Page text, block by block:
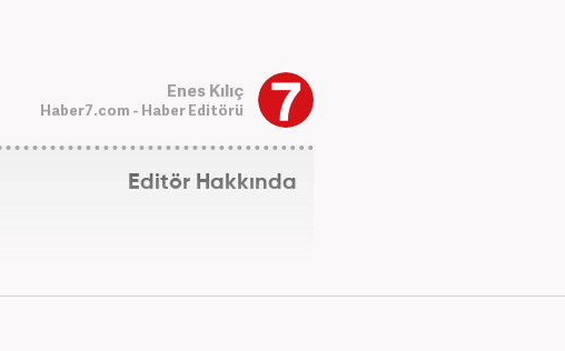
Enes Kılıç
Haber7.com - Haber Editörü
Editör Hakkında